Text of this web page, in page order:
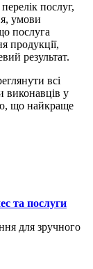
послуг,
умови
послуга
продукції,
результат.
всі
виконавців у
що найкраще
та послуги
для зручного